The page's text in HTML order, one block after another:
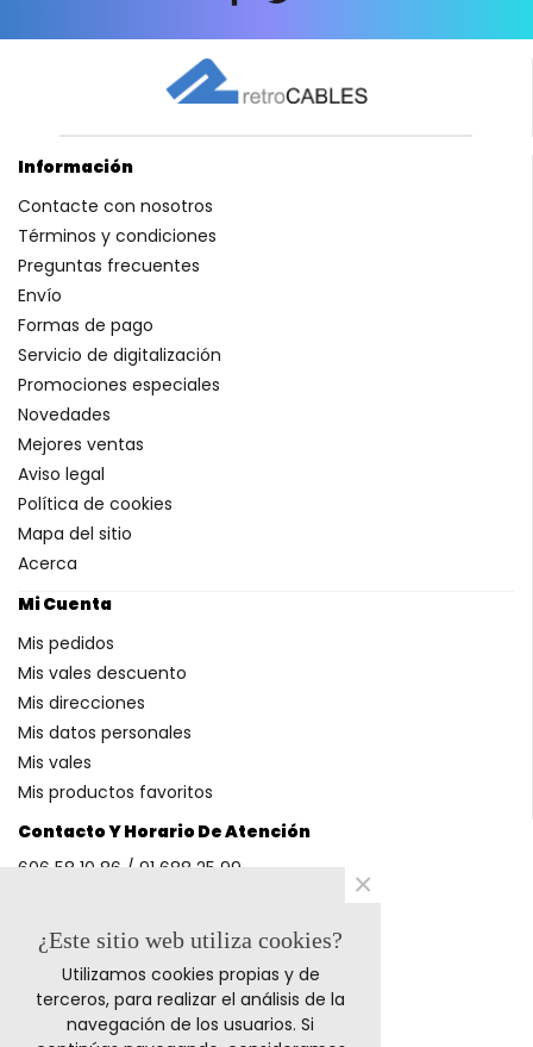
Contacto Y Horario De Atención
606 58 10 86 / 91 688 25 99
Métodos De Pago
Información
Contacte con nosotros
Términos y condiciones
Preguntas frecuentes
Envío
Formas de pago
Servicio de digitalización
Promociones especiales
Novedades
Mejores ventas
Aviso legal
Política de cookies
Mapa del sitio
Acerca
Mi Cuenta
Mis pedidos
Mis vales descuento
Mis direcciones
Mis datos personales
Mis vales
Mis productos favoritos
¿Este sitio web utiliza cookies?
Utilizamos cookies propias y de
terceros, para realizar el análisis de la
navegación de los usuarios. Si
×